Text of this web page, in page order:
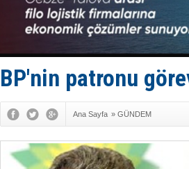
BP'nin patronu
Ana Sayfa » GÜNDEM